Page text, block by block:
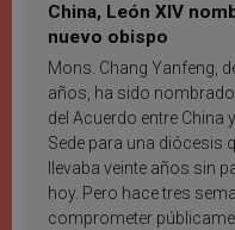
China, León XIV
nuevo obispo
Mons. Chang Yanfeng,
años, ha sido nombrado
del Acuerdo entre China
Sede para una diócesis
llevaba veinte años sin
hoy. Pero hace tres
comprometer